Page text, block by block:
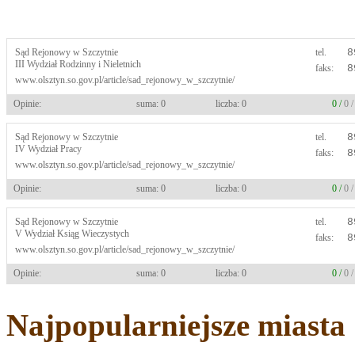
Sąd Rejonowy w Szczytnie
III Wydział Rodzinny i Nieletnich
www.olsztyn.so.gov.pl/article/sad_rejonowy_w_szczytnie/
tel.
faks:
Opinie: suma: 0 liczba: 0 0 /0 /
Sąd Rejonowy w Szczytnie
IV Wydział Pracy
www.olsztyn.so.gov.pl/article/sad_rejonowy_w_szczytnie/
tel.
faks:
Opinie: suma: 0 liczba: 0 0 /0 /
Sąd Rejonowy w Szczytnie
V Wydział Ksiąg Wieczystych
www.olsztyn.so.gov.pl/article/sad_rejonowy_w_szczytnie/
tel.
faks:
Opinie: suma: 0 liczba: 0 0 /0 /
Najpopularniejsze miasta